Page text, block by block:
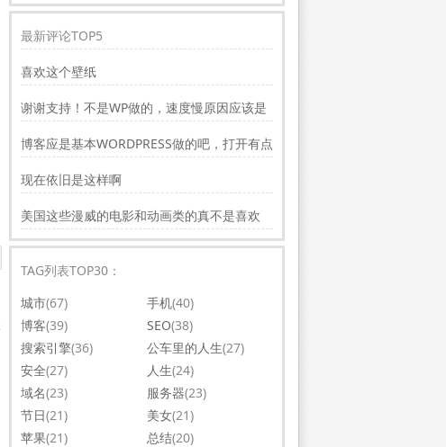
最新评论TOP5
喜欢这个壁纸
谢谢支持！不是WP做的，速度慢原因应该是
服务器线路问题。
博客应是基本WORDPRESS做的吧，打开有点
慢，可以优化一下。还有网站更新应多一点，
才会吸引更多相关的人去看。纯个人意见，谢
现在依旧是这样啊
美国这些漫威的电影和动画类的真不是喜欢
看，太没意思了
TAG列表TOP30：
城市(67) 手机(40)
博客(39) SEO(38)
搜索引擎(36) 公车里的人生(27)
安全(27) 人生(24)
域名(23) 服务器(23)
节日(21) 美女(21)
苹果(21) 总结(20)